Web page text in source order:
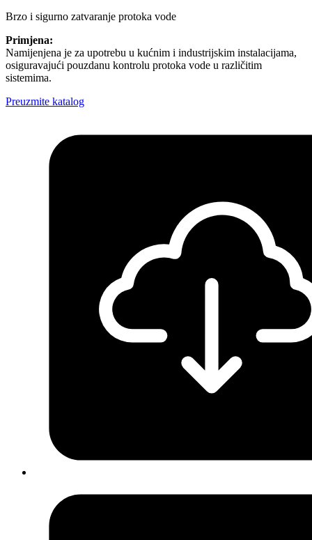
Brzo i sigurno zatvaranje protoka vode
Primjena:
Namijenjena je za upotrebu u kućnim i industrijskim instalacijama,
osiguravajući pouzdanu kontrolu protoka vode u različitim
sistemima.
Preuzmite katalog